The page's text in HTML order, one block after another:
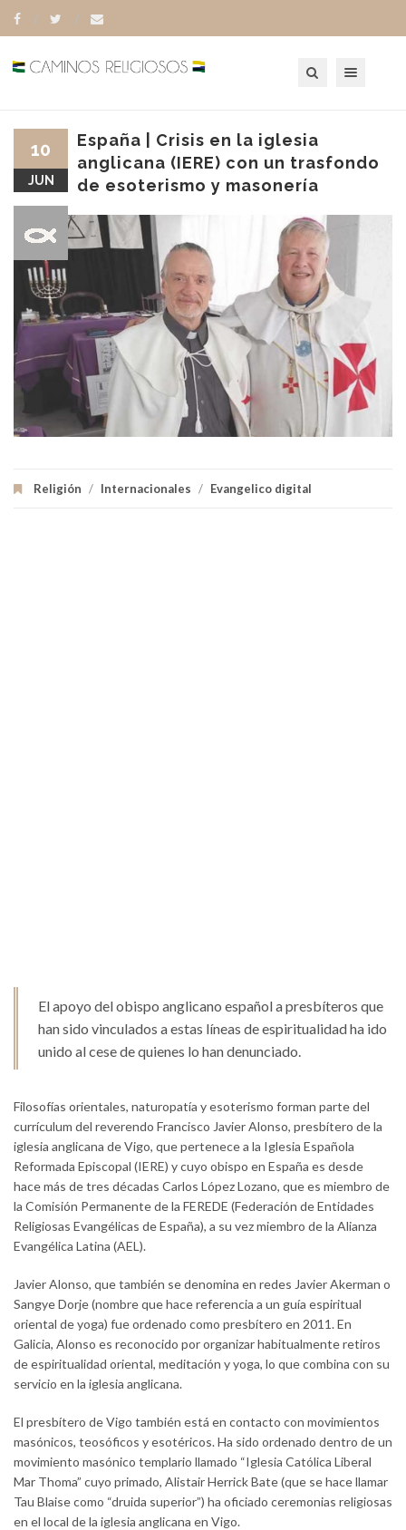
España | Crisis en la iglesia
anglicana (IERE) con un trasfondo
de esoterismo y masonería
Religión / Internacionales / Evangelico digital
10
JUN
El apoyo del obispo anglicano español a presbíteros que
han sido vinculados a estas líneas de espiritualidad ha ido
unido al cese de quienes lo han denunciado.
Filosofías orientales, naturopatía y esoterismo forman parte del
currículum del reverendo Francisco Javier Alonso, presbítero de la
iglesia anglicana de Vigo, que pertenece a la Iglesia Española
Reformada Episcopal (IERE) y cuyo obispo en España es desde
hace más de tres décadas Carlos López Lozano, que es miembro de
la Comisión Permanente de la FEREDE (Federación de Entidades
Religiosas Evangélicas de España), a su vez miembro de la Alianza
Evangélica Latina (AEL).
Javier Alonso, que también se denomina en redes Javier Akerman o
Sangye Dorje (nombre que hace referencia a un guía espiritual
oriental de yoga) fue ordenado como presbítero en 2011. En
Galicia, Alonso es reconocido por organizar habitualmente retiros
de espiritualidad oriental, meditación y yoga, lo que combina con su
servicio en la iglesia anglicana.
El presbítero de Vigo también está en contacto con movimientos
masónicos, teosóficos y esotéricos. Ha sido ordenado dentro de un
movimiento masónico templario llamado “Iglesia Católica Liberal
Mar Thoma” cuyo primado, Alistair Herrick Bate (que se hace llamar
Tau Blaise como “druida superior”) ha oficiado ceremonias religiosas
en el local de la iglesia anglicana en Vigo.